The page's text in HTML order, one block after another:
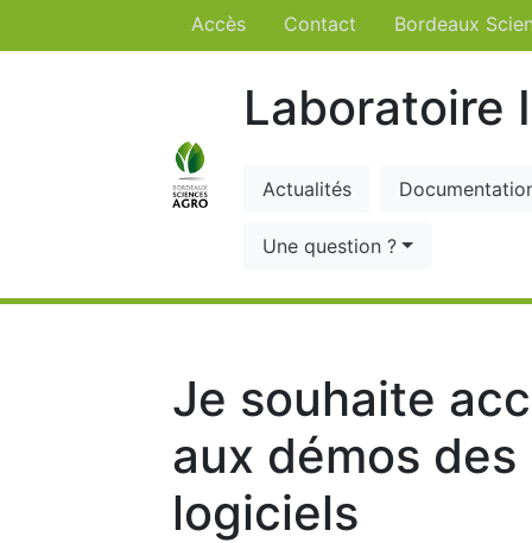
Accès Contact Bordeaux
Laboratoire
Actualités
Une question ?
Je souhaite
aux démos des
logiciels